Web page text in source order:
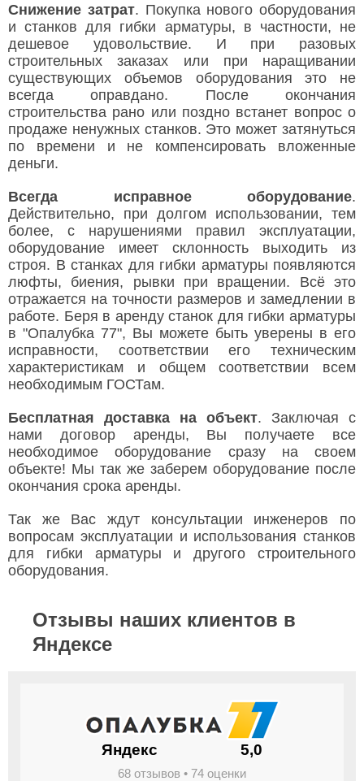
Снижение затрат. Покупка нового оборудования
и станков для гибки арматуры, в частности, не
дешевое удовольствие. И при разовых
строительных заказах или при наращивании
существующих объемов оборудования это не
всегда оправдано. После окончания
строительства рано или поздно встанет вопрос о
продаже ненужных станков. Это может затянуться
по времени и не компенсировать вложенные
деньги.
Всегда исправное оборудование.
Действительно, при долгом использовании, тем
более, с нарушениями правил эксплуатации,
оборудование имеет склонность выходить из
строя. В станках для гибки арматуры появляются
люфты, биения, рывки при вращении. Всё это
отражается на точности размеров и замедлении в
работе. Беря в аренду станок для гибки арматуры
в "Опалубка 77", Вы можете быть уверены в его
исправности, соответствии его техническим
характеристикам и общем соответствии всем
необходимым ГОСТам.
Бесплатная доставка на объект. Заключая с
нами договор аренды, Вы получаете все
необходимое оборудование сразу на своем
объекте! Мы так же заберем оборудование после
окончания срока аренды.
Так же Вас ждут консультации инженеров по
вопросам эксплуатации и использования станков
для гибки арматуры и другого строительного
оборудования.
Отзывы наших клиентов в
Яндексе
Яндекс 5,0
68 отзывов • 74 оценки